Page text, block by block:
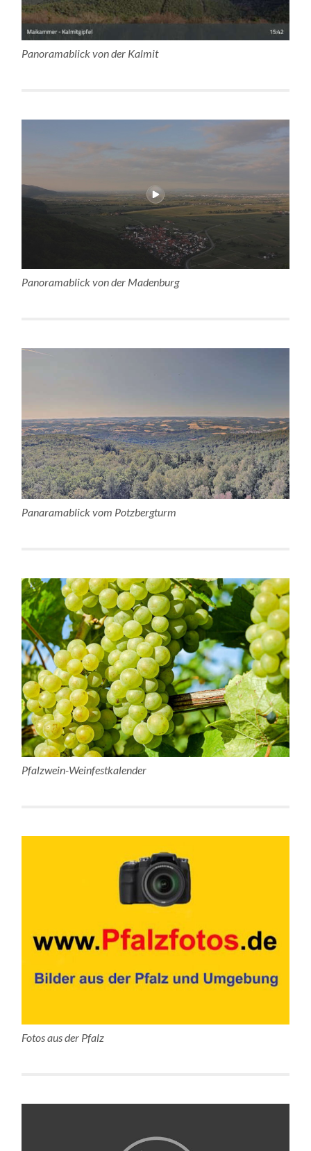
Panoramablick von der Kalmit
Panoramablick von der Madenburg
Panaramablick vom Potzbergturm
Pfalzwein-Weinfestkalender
Fotos aus der Pfalz